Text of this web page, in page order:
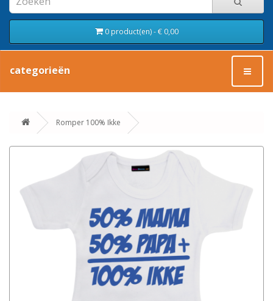
0 product(en) - € 0,00
categorieën
Romper 100% Ikke